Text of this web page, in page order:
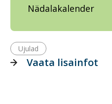
Nädalakalender
Ujulad
Vaata lisainfot